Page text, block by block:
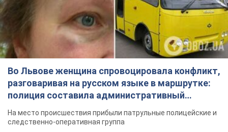
Во Львове женщина спровоцировала конфликт,
разговаривая на русском языке в маршрутке:
полиция составила административный
протокол. Видео
На место происшествия прибыли патрульные полицейские и
следственно-оперативная группа